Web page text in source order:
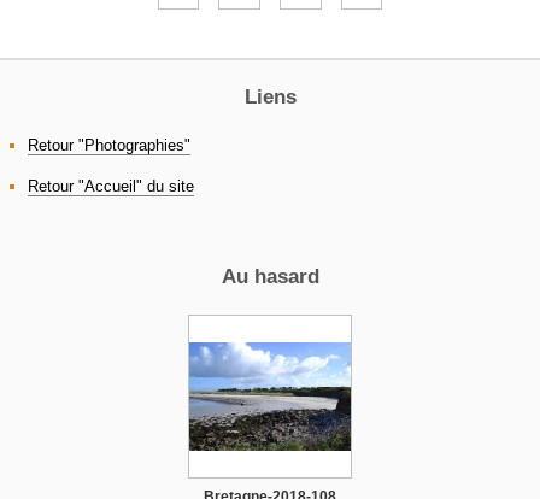
Liens
Retour "Photographies"
Retour "Accueil" du site
Au hasard